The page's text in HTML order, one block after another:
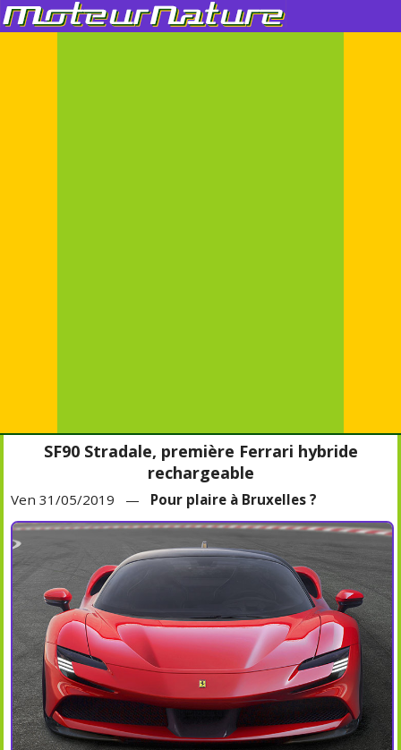
SF90 Stradale, première Ferrari hybride
rechargeable
Ven 31/05/2019 — Pour plaire à Bruxelles ?